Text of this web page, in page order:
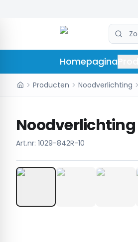
Homepagina
Producten Noodverlichting
Noodverlichting
Art.nr: 1029-842R-10